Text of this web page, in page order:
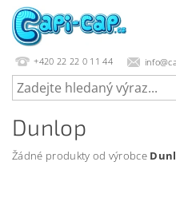
+420 22 22 0 11 44
Dunlop
Žádné produkty od výrobce